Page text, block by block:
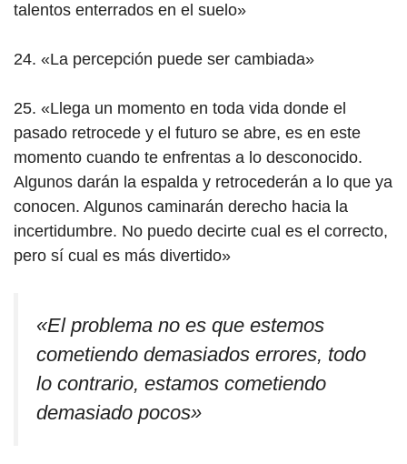
talentos enterrados en el suelo»
24. «La percepción puede ser cambiada»
25. «Llega un momento en toda vida donde el
pasado retrocede y el futuro se abre, es en este
momento cuando te enfrentas a lo desconocido.
Algunos darán la espalda y retrocederán a lo que ya
conocen. Algunos caminarán derecho hacia la
incertidumbre. No puedo decirte cual es el correcto,
pero sí cual es más divertido»
«El problema no es que estemos
cometiendo demasiados errores, todo
lo contrario, estamos cometiendo
demasiado pocos»